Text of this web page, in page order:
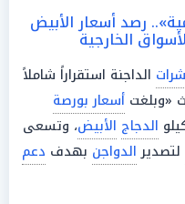
رصد أسعار الأبيض
الخارجية
الداجنة استقراراً شاملاً
«وبلغت أسعار بورصة
الدجاج الأبيض، وتسعى
لتصديرالدواجن بهدف دعم